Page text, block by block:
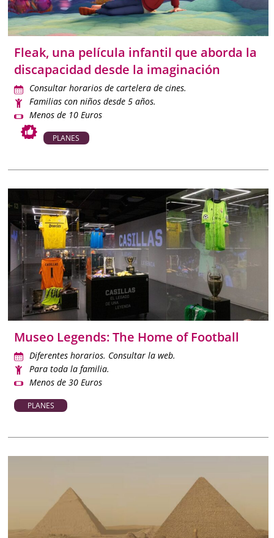
desconexión cunado estás sin peques.
Con estaAgenda de planes de Madridtendrás siempre a
mano las mejores actividades para disfrutar con niños, en
familia o en pareja con contenidos objetivos, actualizados y
verificados para que organizar tu tiempo libre sea más fácil
que nunca.
Fleak, una película infantil que aborda la
discapacidad desde la imaginación
Consultar horarios de cartelera de cines.
Familias con niños desde 5 años.
Menos de 10 Euros
PLANES
Museo Legends: The Home of Football
Diferentes horarios. Consultar la web.
Para toda la familia.
Menos de 30 Euros
PLANES